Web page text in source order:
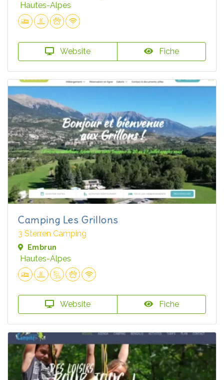
Hautes-Alpes
Website Fiche
Camping Les Grillons
3 Sterren Camping
Embrun
Hautes-Alpes
Website Fiche